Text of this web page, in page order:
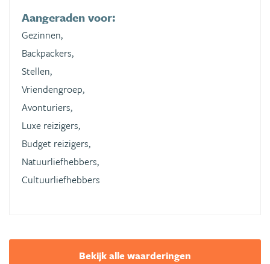
Aangeraden voor:
Gezinnen,
Backpackers,
Stellen,
Vriendengroep,
Avonturiers,
Luxe reizigers,
Budget reizigers,
Natuurliefhebbers,
Cultuurliefhebbers
Bekijk alle waarderingen